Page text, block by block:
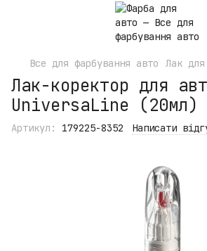
Все для фарбування авто Лак
Лак-коректор для
UniversaLine (20мл)
Артикул: 179225-8352 Написати